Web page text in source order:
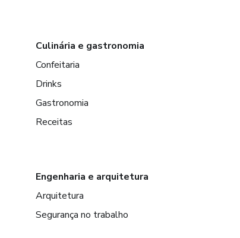
Culinária e gastronomia
Confeitaria
Drinks
Gastronomia
Receitas
Engenharia e arquitetura
Arquitetura
Segurança no trabalho